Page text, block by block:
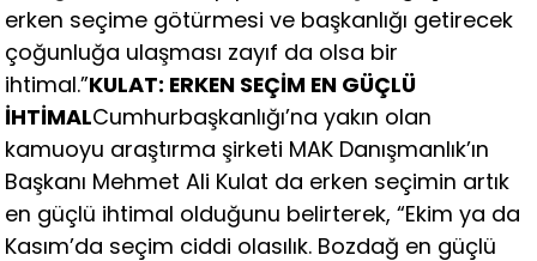
erken seçime götürmesi ve başkanlığı getirecek
çoğunluğa ulaşması zayıf da olsa bir
ihtimal.”KULAT: ERKEN SEÇİM EN GÜÇLÜ
İHTİMALCumhurbaşkanlığı’na yakın olan
kamuoyu araştırma şirketi MAK Danışmanlık’ın
Başkanı Mehmet Ali Kulat da erken seçimin artık
en güçlü ihtimal olduğunu belirterek, “Ekim ya da
Kasım’da seçim ciddi olasılık. Bozdağ en güçlü